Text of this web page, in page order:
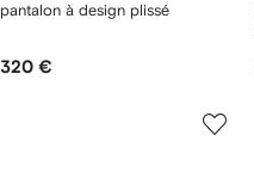
pantalon à design plissé
320 €